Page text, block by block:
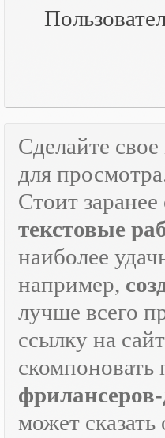
Сделайте свое
для
Стоит
текстовые
наиболее
например,
лучше всего
ссылку на
скомпоновать
может сказать